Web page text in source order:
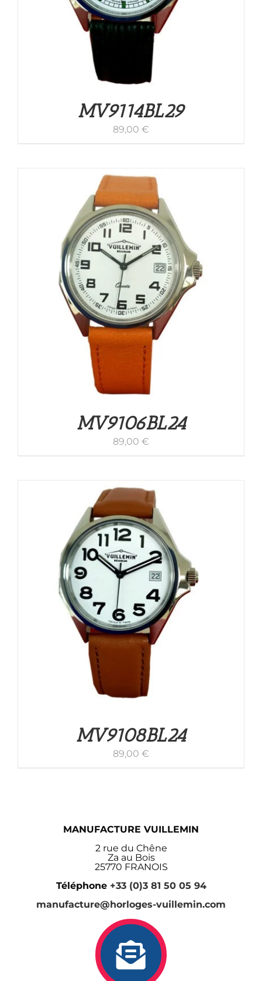
MV9114BL29
89,00 €
MV9106BL24
89,00 €
MV9108BL24
89,00 €
MANUFACTURE VUILLEMIN
2 rue du Chêne
Za au Bois
25770 FRANOIS
Téléphone +33 (0)3 81 50 05 94
manufacture@horloges-vuillemin.com